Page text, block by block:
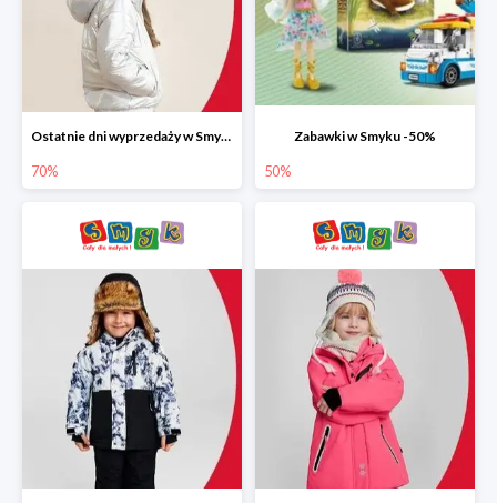
Ostatnie dni wyprzedaży w Smyku do -70%
70%
Zabawki w Smyku -50%
50%